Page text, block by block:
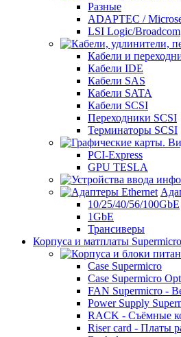
Разные
ADAPTEC /
LSI Logic/Broadcom
Кабели и
Кабели IDE
Кабели SAS
Кабели SATA
Кабели SCSI
Переходники SCSI
Терминаторы SCSI
PCI-Express
GPU TESLA
10/25/40/56/100GbE
1GbE
Трансиверы
Корпуса и матплаты Supermicro
Case Supermicro
Case Supermicro
FAN Supermicro -
Power Supply
RACK - Съёмные
Riser card - Платы